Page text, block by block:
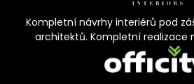
Kompletní návrhy interiérů pod
architektů. Kompletní realizace